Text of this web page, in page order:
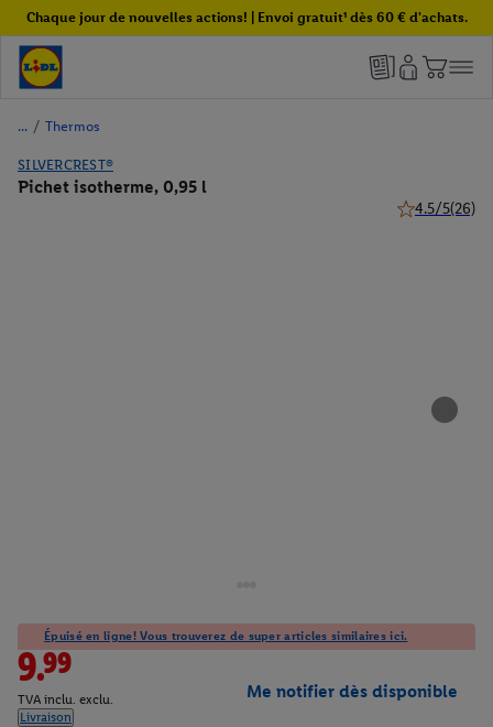
Chaque jour de nouvelles actions! | Envoi gratuit¹ dès 60 € d'achats.
/ Thermos
SILVERCREST®
Pichet isotherme, 0,95 l
4.5/5(26)
Épuisé en ligne! Vous trouverez de super articles similaires ici.
9.99
TVA inclu. exclu.
Livraison
Me notifier dès disponible